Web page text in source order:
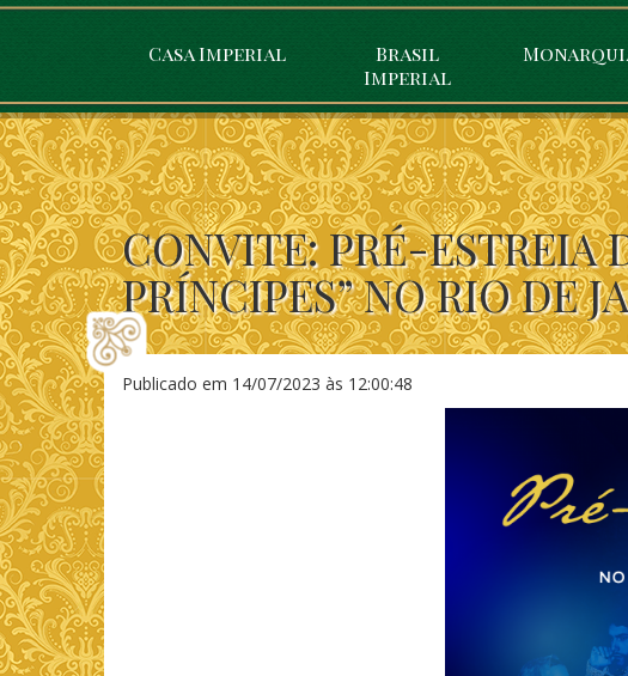
Casa Imperial
Brasil
Imperial
CONVITE: PRÉ-ESTREIA
PRÍNCIPES” NO RIO DE
Publicado em 14/07/2023 às 12:00:48